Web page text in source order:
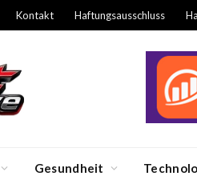
Kontakt Haftungsausschluss
Gesundheit